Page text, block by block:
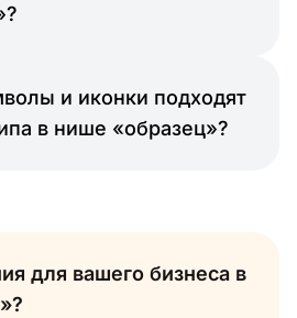
и иконки подходят
в нише «образец»?
для вашего бизнеса в